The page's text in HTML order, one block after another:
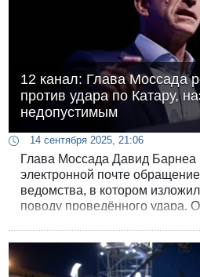
12 канал: Глава Моссада
против удара по Катару,
недопустимым
14 сентября 2025, 21:06
Глава Моссада Давид Барнеа
электронной почте
ведомства, в котором
поводу проведённого удара.